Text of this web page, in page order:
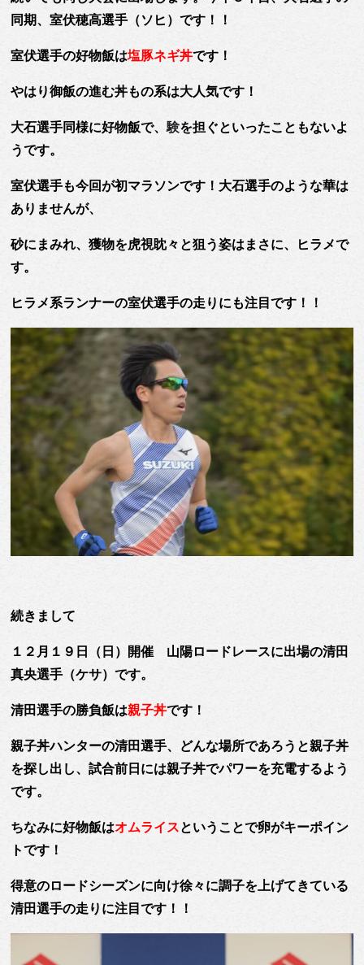
同期、室伏穂高選手（ソヒ）です！！
室伏選手の好物飯は塩豚ネギ丼です！
やはり御飯の進む丼もの系は大人気です！
大石選手同様に好物飯で、験を担ぐといったこともないよ
うです。
室伏選手も今回が初マラソンです！大石選手のような華は
ありませんが、
砂にまみれ、獲物を虎視眈々と狙う姿はまさに、ヒラメで
す。
ヒラメ系ランナーの室伏選手の走りにも注目です！！
続きまして
１２月１９日（日）開催 山陽ロードレースに出場の清田
真央選手（ケサ）です。
清田選手の勝負飯は親子丼です！
親子丼ハンターの清田選手、どんな場所であろうと親子丼
を探し出し、試合前日には親子丼でパワーを充電するよう
です。
ちなみに好物飯はオムライスということで卵がキーポイン
トです！
得意のロードシーズンに向け徐々に調子を上げてきている
清田選手の走りに注目です！！